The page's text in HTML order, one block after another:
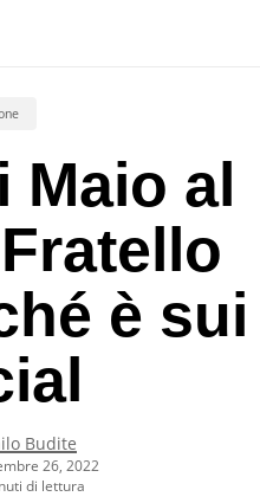
Maio al
è sui
Budite
26, 2022
di lettura